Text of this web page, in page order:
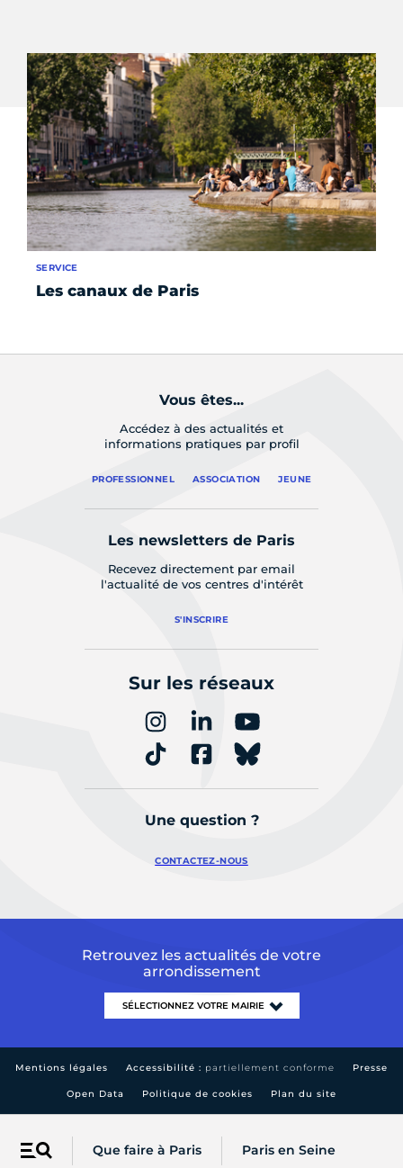
Menu Que faire à Paris Paris en Seine
Les canaux de Paris
SERVICE
Vous êtes...
Accédez à des actualités et
informations pratiques par profil
PROFESSIONNEL ASSOCIATION JEUNE
Les newsletters de Paris
Recevez directement par email
l'actualité de vos centres d'intérêt
S'INSCRIRE
Sur les réseaux
Une question ?
CONTACTEZ-NOUS
Retrouvez les actualités de votre
arrondissement
Mentions légales Accessibilité : partiellement conforme Presse
Open Data Politique de cookies Plan du site